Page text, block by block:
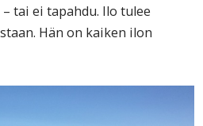
tai ei tapahdu. Ilo tulee
Hän on kaiken ilon